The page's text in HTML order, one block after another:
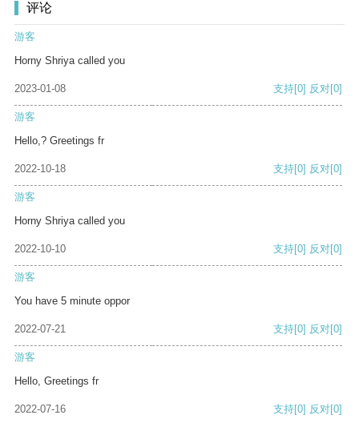
评论
游客
Horny Shriya called you
2023-01-08 支持[0] 反对[0]
游客
Hello,? Greetings fr
2022-10-18 支持[0] 反对[0]
游客
Horny Shriya called you
2022-10-10 支持[0] 反对[0]
游客
You have 5 minute oppor
2022-07-21 支持[0] 反对[0]
游客
Hello, Greetings fr
2022-07-16 支持[0] 反对[0]